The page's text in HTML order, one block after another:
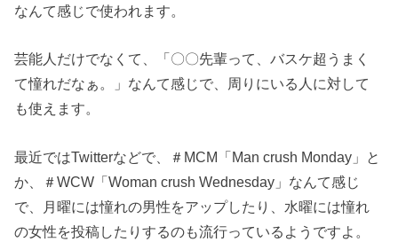
なんて感じで使われます。
芸能人だけでなくて、「〇〇先輩って、バスケ超うまく
て憧れだなぁ。」なんて感じで、周りにいる人に対して
も使えます。
最近ではTwitterなどで、＃MCM「Man crush Monday」と
か、＃WCW「Woman crush Wednesday」なんて感じ
で、月曜には憧れの男性をアップしたり、水曜には憧れ
の女性を投稿したりするのも流行っているようですよ。